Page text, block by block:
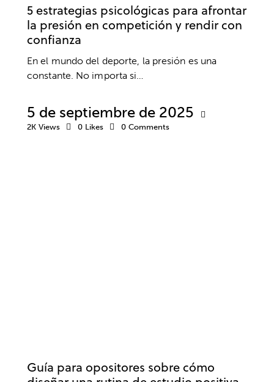
5 estrategias psicológicas para afrontar
la presión en competición y rendir con
confianza
En el mundo del deporte, la presión es una
constante. No importa si…
5 de septiembre de 2025
2K Views 0 Likes 0 Comments
Guía para opositores sobre cómo